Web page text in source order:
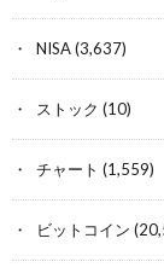
NISA(3,637)
ストック (10)
チャート (1,559)
ビットコイン